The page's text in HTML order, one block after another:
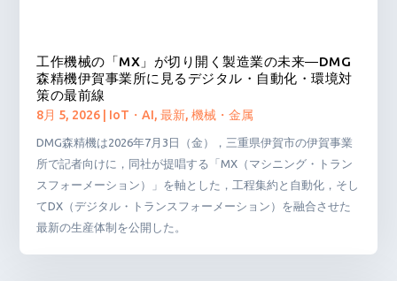
工作機械の「MX」が切り開く製造業の未来―DMG
森精機伊賀事業所に見るデジタル・自動化・環境対
策の最前線
8月 5, 2026 IoT・AI,最新,機械・金属
DMG森精機は2026年7月3日（金），三重県伊賀市の伊賀事業
所で記者向けに，同社が提唱する「MX（マシニング・トラン
スフォーメーション）」を軸とした，工程集約と自動化，そし
てDX（デジタル・トランスフォーメーション）を融合させた
最新の生産体制を公開した。